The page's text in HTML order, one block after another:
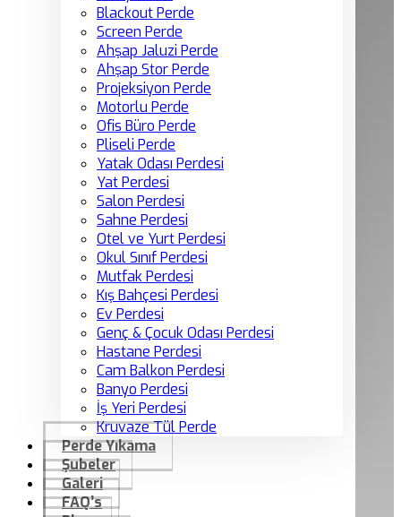
Blackout Perde
Screen Perde
Ahşap Jaluzi Perde
Ahşap Stor Perde
Projeksiyon Perde
Motorlu Perde
Ofis Büro Perde
Pliseli Perde
Yatak Odası Perdesi
Yat Perdesi
Salon Perdesi
Sahne Perdesi
Otel ve Yurt Perdesi
Okul Sınıf Perdesi
Mutfak Perdesi
Kış Bahçesi Perdesi
Ev Perdesi
Genç & Çocuk Odası Perdesi
Hastane Perdesi
Cam Balkon Perdesi
Banyo Perdesi
İş Yeri Perdesi
Kruvaze Tül Perde
Perde Yıkama
Şubeler
Galeri
FAQ’s